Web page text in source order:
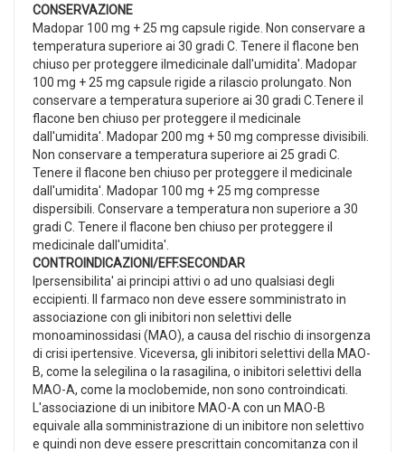
CONSERVAZIONE
Madopar 100 mg + 25 mg capsule rigide. Non conservare a
temperatura superiore ai 30 gradi C. Tenere il flacone ben
chiuso per proteggere ilmedicinale dall'umidita'. Madopar
100 mg + 25 mg capsule rigide a rilascio prolungato. Non
conservare a temperatura superiore ai 30 gradi C.Tenere il
flacone ben chiuso per proteggere il medicinale
dall'umidita'. Madopar 200 mg + 50 mg compresse divisibili.
Non conservare a temperatura superiore ai 25 gradi C.
Tenere il flacone ben chiuso per proteggere il medicinale
dall'umidita'. Madopar 100 mg + 25 mg compresse
dispersibili. Conservare a temperatura non superiore a 30
gradi C. Tenere il flacone ben chiuso per proteggere il
medicinale dall'umidita'.
CONTROINDICAZIONI/EFF.SECONDAR
Ipersensibilita' ai principi attivi o ad uno qualsiasi degli
eccipienti. Il farmaco non deve essere somministrato in
associazione con gli inibitori non selettivi delle
monoaminossidasi (MAO), a causa del rischio di insorgenza
di crisi ipertensive. Viceversa, gli inibitori selettivi della MAO-
B, come la selegilina o la rasagilina, o inibitori selettivi della
MAO-A, come la moclobemide, non sono controindicati.
L'associazione di un inibitore MAO-A con un MAO-B
equivale alla somministrazione di un inibitore non selettivo
e quindi non deve essere prescrittain concomitanza con il